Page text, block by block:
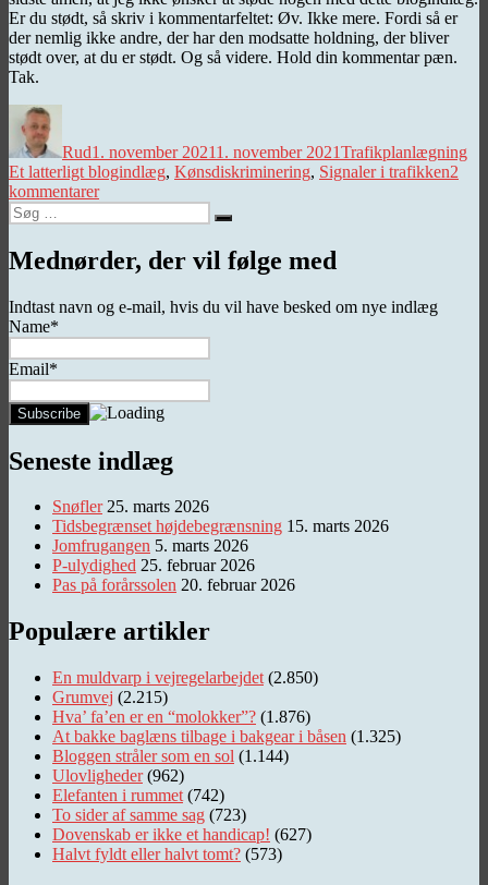
Er du stødt, så skriv i kommentarfeltet: Øv. Ikke mere. Fordi så er
der nemlig ikke andre, der har den modsatte holdning, der bliver
stødt over, at du er stødt. Og så videre. Hold din kommentar pæn.
Tak.
Rud1. november 20211. november 2021Trafikplanlægning
Et latterligt blogindlæg, Kønsdiskriminering, Signaler i trafikken2
kommentarertil
Diskrimination
langs
vejene
Søg
efter:
Søg
Mednørder, der vil følge med
Indtast navn og e-mail, hvis du vil have besked om nye indlæg
Name*
Email*
Seneste indlæg
Snøfler 25. marts 2026
Tidsbegrænset højdebegrænsning 15. marts 2026
Jomfrugangen 5. marts 2026
P-ulydighed 25. februar 2026
Pas på forårssolen 20. februar 2026
Populære artikler
En muldvarp i vejregelarbejdet (2.850)
Grumvej (2.215)
Hva’ fa’en er en “molokker”? (1.876)
At bakke baglæns tilbage i bakgear i båsen (1.325)
Bloggen stråler som en sol (1.144)
Ulovligheder (962)
Elefanten i rummet (742)
To sider af samme sag (723)
Dovenskab er ikke et handicap! (627)
Halvt fyldt eller halvt tomt? (573)